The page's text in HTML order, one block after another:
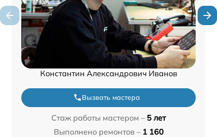
Константин Александрович Иванов
Вызвать мастера
Стаж работы мастером – 5 лет
Выполнено ремонтов – 1 160